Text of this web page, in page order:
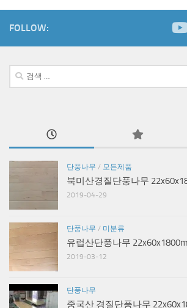
FOLLOW:
검
색:
단풍나무 / 모든제품
북미산경질단풍나무
2019-04-29
단풍나무 / 미분류
유럽산단풍나무
2019-03-12
단풍나무
중국산 경질단풍나무